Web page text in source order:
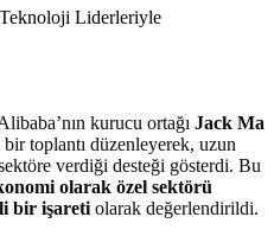
kurucu ortağı Jack Ma
toplantı düzenleyerek, uzun
verdiği desteği gösterdi. Bu
olarak özel sektörü
bir işareti olarak değerlendirildi.